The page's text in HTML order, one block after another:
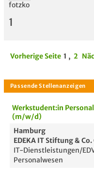
fotzko
1
Vorherige Seite 1 , 2
Werkstudent:in
(m/w/d)
Hamburg
EDEKA IT Stiftung & Co.
IT-Dienstleistungen/
Personalwesen